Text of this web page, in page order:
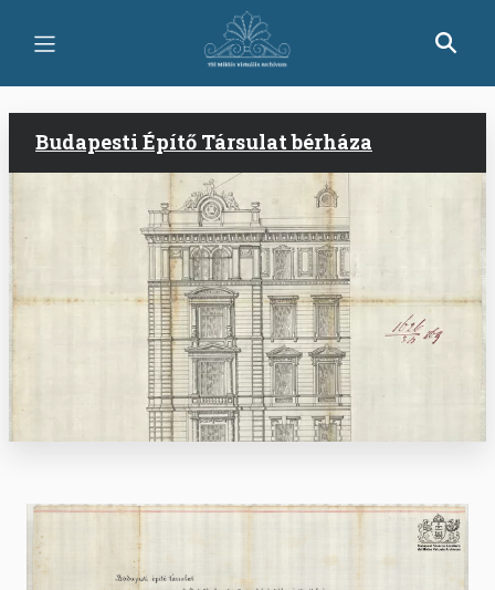
tartalomra
Budapesti Építő Társulat bérháza